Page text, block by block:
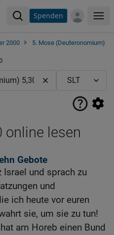
Spenden
2000
5. Mose (Deuteronomium)
online lesen
Gebote
und sprach zu
und
ich heute vor euren
sie, um sie zu tun!
am Horeb einen Bund